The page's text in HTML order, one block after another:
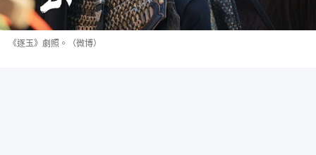
《逐玉》劇照。（微博）